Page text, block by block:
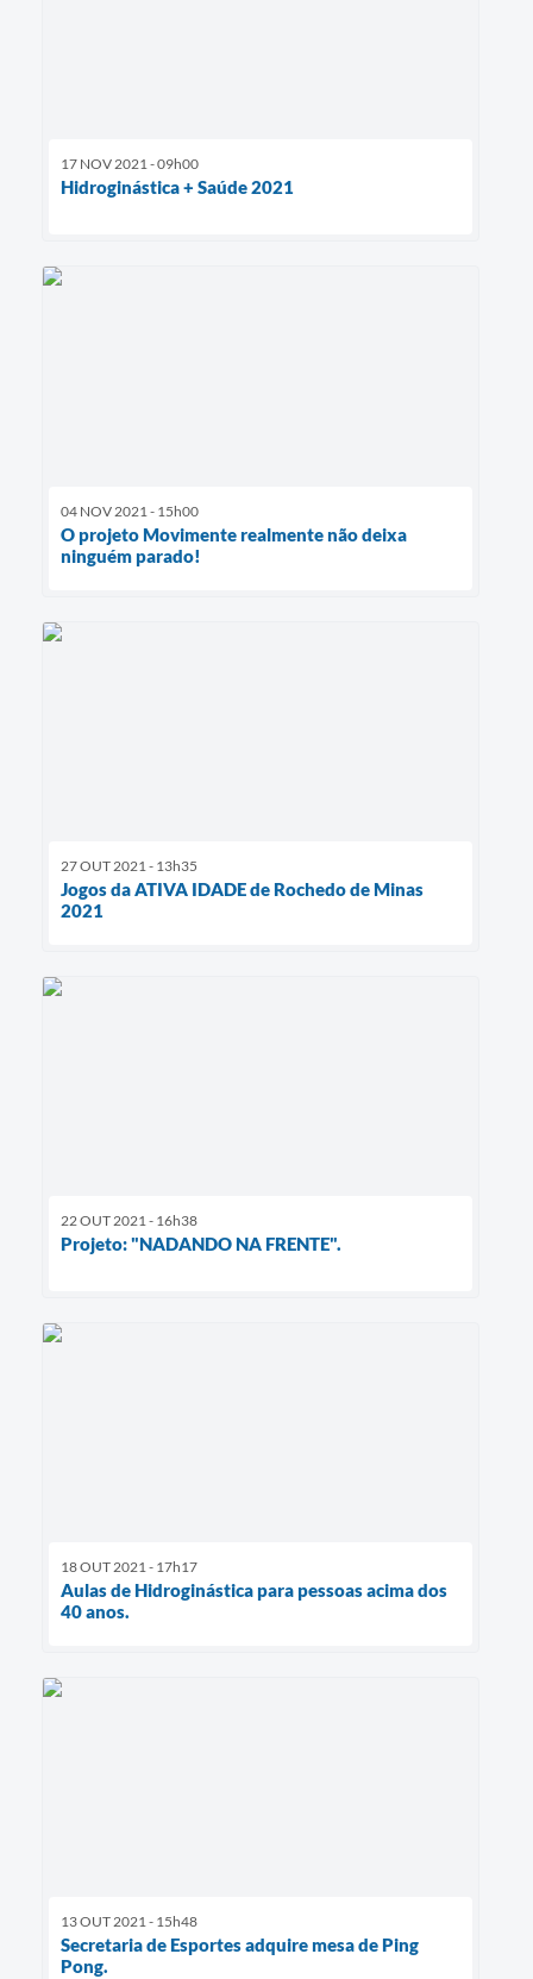
17 NOV 2021 - 09h00
Hidroginástica + Saúde 2021
04 NOV 2021 - 15h00
O projeto Movimente realmente não deixa
ninguém parado!
27 OUT 2021 - 13h35
Jogos da ATIVA IDADE de Rochedo de Minas
2021
22 OUT 2021 - 16h38
Projeto: "NADANDO NA FRENTE".
18 OUT 2021 - 17h17
Aulas de Hidroginástica para pessoas acima dos
40 anos.
13 OUT 2021 - 15h48
Secretaria de Esportes adquire mesa de Ping
Pong.